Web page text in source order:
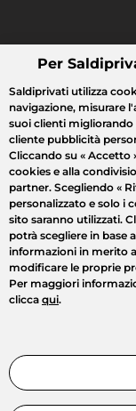
Cosa cerchi?
Tutte le vendite
Per
Saldiprivati utilizza
navigazione, misurare
suoi clienti
cliente pubblicità
Cliccando su « Accetto
cookies e alla
partner. Scegliendo «
personalizzato e solo i
sito saranno utilizzati.
potrà scegliere in base
informazioni in merito
modificare le proprie
Per maggiori
clicca qui.